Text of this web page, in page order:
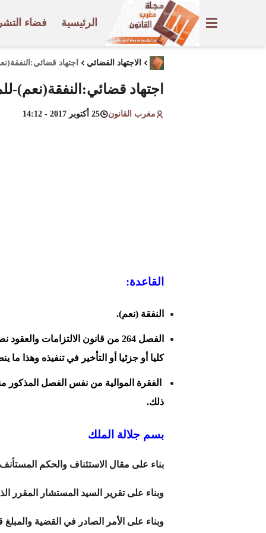
الرئيسية فضاء
الاجتهاد القضائي اجتهاد
اجتهاد
مغرب القانون 25 أكتوبر 2017 - 14:12
القاعدة:
النفقة (نعم).
الفصل 264 من قانون الالتزامات
كليا أو جزئيا أو التأخير في تنفيذه وهذا ما
الفقرة الموالية من نفس الفصل
ذلك.
بسم جلالة الملك
بناء على مقال الاستئناف والحكم
وبناء على تقرير السيد المستشار المقرر
وبناء على الأمر الصادر في القضية والمبلغ